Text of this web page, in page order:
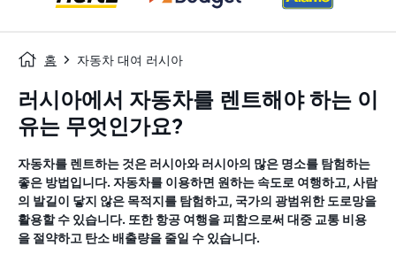
홈 자동차 대여 러시아
러시아에서 자동차를 렌트해야 하는 이
유는 무엇인가요?
자동차를 렌트하는 것은 러시아와 러시아의 많은 명소를 탐험하는
좋은 방법입니다. 자동차를 이용하면 원하는 속도로 여행하고, 사람
의 발길이 닿지 않은 목적지를 탐험하고, 국가의 광범위한 도로망을
활용할 수 있습니다. 또한 항공 여행을 피함으로써 대중 교통 비용
을 절약하고 탄소 배출량을 줄일 수 있습니다.